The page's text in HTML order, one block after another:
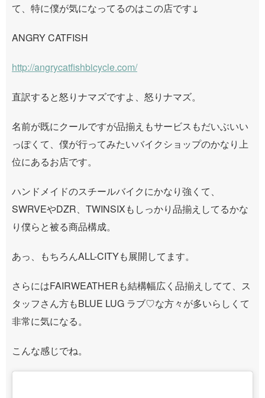
て、特に僕が気になってるのはこの店です↓
ANGRY CATFISH
http://angrycatfishbicycle.com/
直訳すると怒りナマズですよ、怒りナマズ。
名前が既にクールですが品揃えもサービスもだいぶいい
っぽくて、僕が行ってみたいバイクショップのかなり上
位にあるお店です。
ハンドメイドのスチールバイクにかなり強くて、
SWRVEやDZR、TWINSIXもしっかり品揃えしてるかな
り僕らと被る商品構成。
あっ、もちろんALL-CITYも展開してます。
さらにはFAIRWEATHERも結構幅広く品揃えしてて、ス
タッフさん方もBLUE LUG ラブ♡な方々が多いらしくて
非常に気になる。
こんな感じでね。